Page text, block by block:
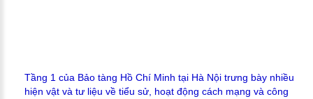
Tầng 1 của Bảo tàng Hồ Chí Minh tại Hà Nội trưng bày nhiều
hiện vật và tư liệu về tiểu sử, hoạt động cách mạng và công